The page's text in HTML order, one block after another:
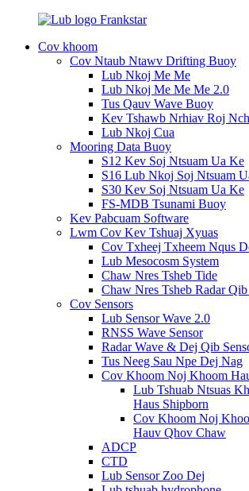
Cov khoom
Cov Ntaub Ntawv Drifting Buoy
Lub Nkoj Me Me
Lub Nkoj Me Me Me 2.0
Tus Qauv Wave Buoy
Kev Tshawb Nrhiav Roj
Lub Nkoj Cua
Mooring Data Buoy
S12 Kev Soj Ntsuam Ua Ke
S16 Lub Nkoj Soj Ntsuam
S30 Kev Soj Ntsuam Ua Ke
FS-MDB Tsunami Buoy
Kev Pabcuam Software
Lwm Cov Kev Tshuaj Xyuas
Cov Txheej Txheem Nqus
Lub Mesocosm System
Chaw Nres Tsheb Tide
Chaw Nres Tsheb Radar
Cov Sensors
Lub Sensor Wave 2.0
RNSS Wave Sensor
Radar Wave & Dej Qib
Tus Neeg Sau Npe Dej Nag
Cov Khoom Noj Khoom
Lub Tshuab Ntsuas
Haus Shipborn
Cov Khoom Noj
Hauv Qhov Chaw
ADCP
CTD
Lub Sensor Zoo Dej